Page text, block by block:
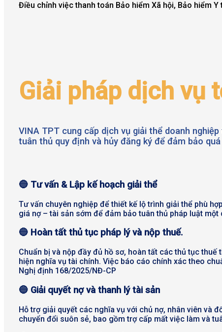
Điều chỉnh việc thanh toán Bảo hiểm Xã hội, Bảo hiểm
Giải pháp dịch vụ
VINA TPT cung cấp dịch vụ giải thể doanh
tuân thủ quy định và hủy đăng ký để đảm bảo
🔵 Tư vấn & Lập kế hoạch giải thể
Tư vấn chuyên nghiệp để thiết kế lộ trình giải thể phù
giá nợ – tài sản sớm để đảm bảo tuân thủ pháp luật một
🔵 Hoàn tất thủ tục pháp lý và nộp thuế.
Chuẩn bị và nộp đầy đủ hồ sơ, hoàn tất các thủ tục
hiện nghĩa vụ tài chính. Việc báo cáo chính xác theo
Nghị định 168/2025/NĐ-CP
🔵 Giải quyết nợ và thanh lý tài sản
Hỗ trợ giải quyết các nghĩa vụ với chủ nợ, nhân viên và
chuyển đổi suôn sẻ, bao gồm trợ cấp mất việc làm và